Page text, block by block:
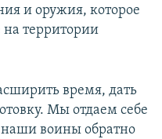
и оружия, которое
на территории
время, дать
Мы отдаем себе
воины обратно